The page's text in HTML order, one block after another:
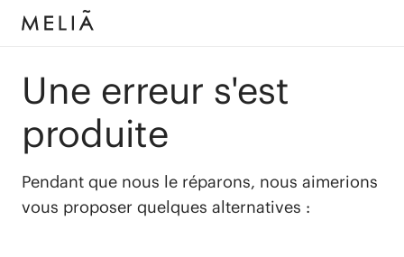
Une erreur s'est
produite
Pendant que nous le réparons, nous aimerions
vous proposer quelques alternatives :